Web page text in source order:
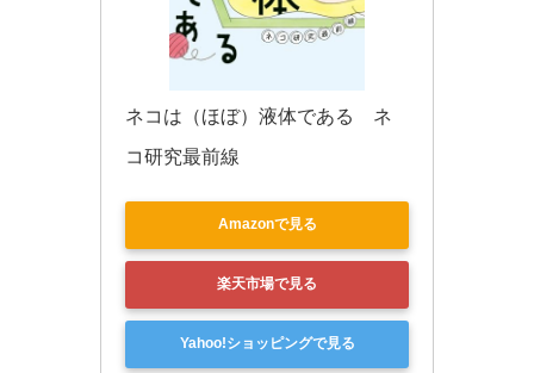
ネコは（ほぼ）液体である　ネ
コ研究最前線
Amazonで見る
楽天市場で見る
Yahoo!ショッピングで見る